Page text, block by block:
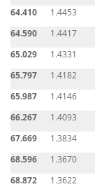
64.410
1.4453
64.590
1.4417
65.029
1.4331
65.797
1.4182
65.987
1.4146
66.267
1.4093
67.669
1.3834
68.596
1.3670
68.872
1.3622